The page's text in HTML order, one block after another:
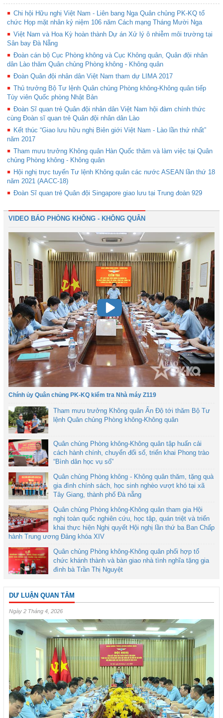
Chi hội Hữu nghị Việt Nam - Liên bang Nga Quân chủng PK-KQ tổ
chức Họp mặt nhân kỷ niệm 106 năm Cách mạng Tháng Mười Nga
Việt Nam và Hoa Kỳ hoàn thành Dự án Xử lý ô nhiễm môi trường tại
Sân bay Đà Nẵng
Đoàn cán bộ Cục Phòng không và Cục Không quân, Quân đội nhân
dân Lào thăm Quân chủng Phòng không - Không quân
Đoàn Quân đội nhân dân Việt Nam tham dự LIMA 2017
Thủ trưởng Bộ Tư lệnh Quân chủng Phòng không-Không quân tiếp
Tùy viên Quốc phòng Nhật Bản
Đoàn Sĩ quan trẻ Quân đội nhân dân Việt Nam hội đàm chính thức
cùng Đoàn sĩ quan trẻ Quân đội nhân dân Lào
Kết thúc “Giao lưu hữu nghị Biên giới Việt Nam - Lào lần thứ nhất”
năm 2017
Tham mưu trưởng Không quân Hàn Quốc thăm và làm việc tại Quân
chủng Phòng không - Không quân
Hội nghị trực tuyến Tư lệnh Không quân các nước ASEAN lần thứ 18
năm 2021 (AACC-18)
Đoàn Sĩ quan trẻ Quân đội Singapore giao lưu tại Trung đoàn 929
VIDEO BÁO PHÒNG KHÔNG - KHÔNG QUÂN
Chính ủy Quân chủng PK-KQ kiểm tra Nhà máy Z119
Tham mưu trưởng Không quân Ấn Độ tới thăm Bộ Tư
lệnh Quân chủng Phòng không-Không quân
Quân chủng Phòng không-Không quân tập huấn cải
cách hành chính, chuyển đổi số, triển khai Phong trào
“Bình dân học vụ số”
Quân chủng Phòng không - Không quân thăm, tặng quà
gia đình chính sách, học sinh nghèo vượt khó tại xã
Tây Giang, thành phố Đà nẵng
Quân chủng Phòng không-Không quân tham gia Hội
nghị toàn quốc nghiên cứu, học tập, quán triệt và triển
khai thực hiện Nghị quyết Hội nghị lần thứ ba Ban Chấp
hành Trung ương Đảng khóa XIV
Quân chủng Phòng không-Không quân phối hợp tổ
chức khánh thành và bàn giao nhà tình nghĩa tặng gia
đình bà Trần Thị Nguyệt
DƯ LUẬN QUAN TÂM
Ngày 2 Tháng 4, 2026